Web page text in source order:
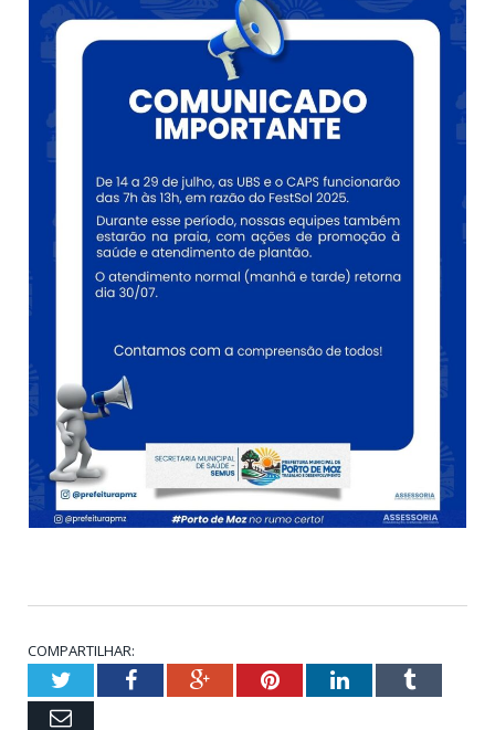
COMPARTILHAR:
TwitterFacebookGoogle+PinterestLinkedInTumblr
Email